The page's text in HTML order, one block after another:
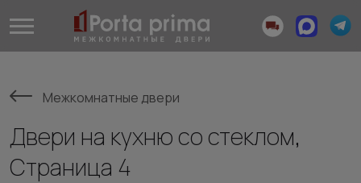
Межкомнатные двери
Двери на кухню со стеклом,
Страница 4